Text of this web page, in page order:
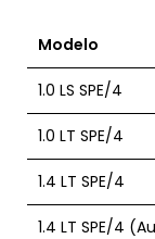
Modelo
1.0 LS SPE/4
1.0 LT SPE/4
1.4 LT SPE/4
1.4 LT SPE/4